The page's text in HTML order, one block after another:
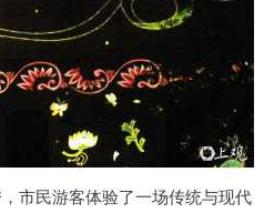
，市民游客体验了一场传统与现代